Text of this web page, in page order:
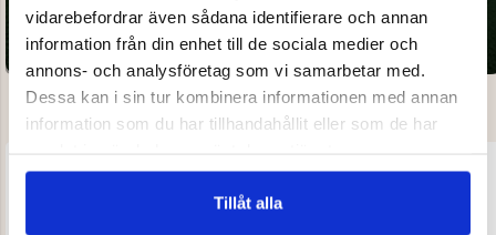
vidarebefordrar även sådana identifierare och annan
information från din enhet till de sociala medier och
annons- och analysföretag som vi samarbetar med.
Dessa kan i sin tur kombinera informationen med annan
information som du har tillhandahållit eller som de har
Tillåt alla